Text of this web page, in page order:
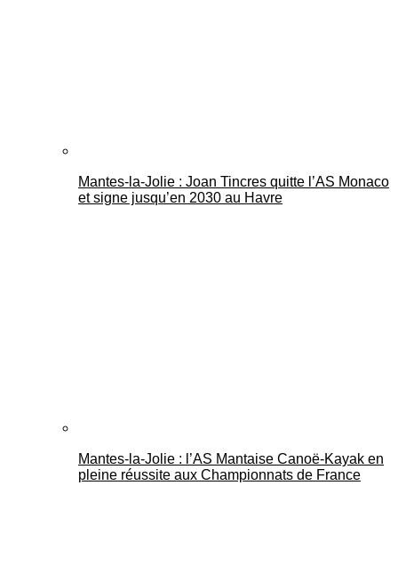
Mantes-la-Jolie : Joan Tincres quitte l’AS Monaco
et signe jusqu’en 2030 au Havre
Mantes-la-Jolie : l’AS Mantaise Canoë‑Kayak en
pleine réussite aux Championnats de France